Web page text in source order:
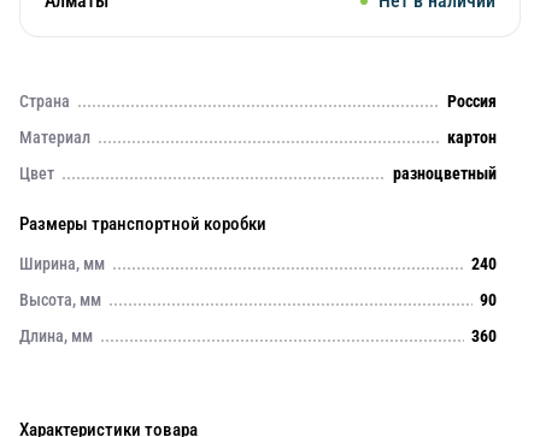
Страна
Россия
Материал
картон
Цвет
разноцветный
Размеры транспортной коробки
Ширина, мм
240
Высота, мм
90
Длина, мм
360
Характеристики товара